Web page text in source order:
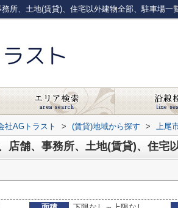
社AGトラスト > (賃貸)地域から探す > 上尾
店舗、事務所、土地(賃貸)、住宅